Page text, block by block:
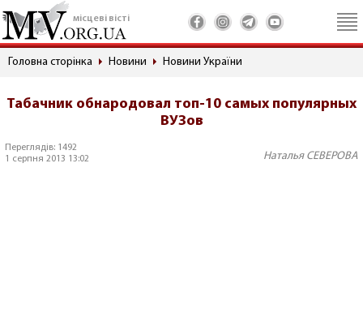
місцеві вісті
Головна сторінка Новини Новини України
Табачник обнародовал топ-10 самых популярных
ВУЗов
Переглядів: 1492
1 серпня 2013 13:02
Наталья СЕВЕРОВА